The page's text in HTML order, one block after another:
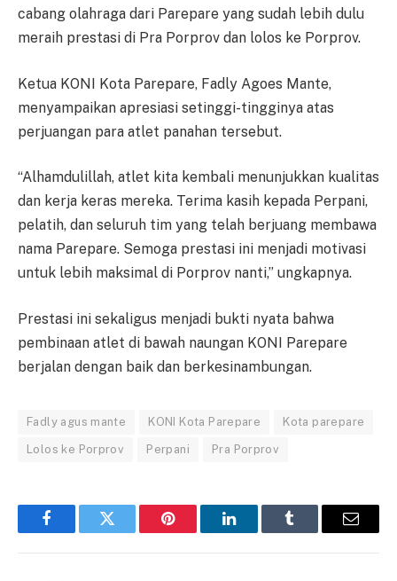
cabang olahraga dari Parepare yang sudah lebih dulu
meraih prestasi di Pra Porprov dan lolos ke Porprov.
Ketua KONI Kota Parepare, Fadly Agoes Mante,
menyampaikan apresiasi setinggi-tingginya atas
perjuangan para atlet panahan tersebut.
“Alhamdulillah, atlet kita kembali menunjukkan kualitas
dan kerja keras mereka. Terima kasih kepada Perpani,
pelatih, dan seluruh tim yang telah berjuang membawa
nama Parepare. Semoga prestasi ini menjadi motivasi
untuk lebih maksimal di Porprov nanti,” ungkapnya.
Prestasi ini sekaligus menjadi bukti nyata bahwa
pembinaan atlet di bawah naungan KONI Parepare
berjalan dengan baik dan berkesinambungan.
Fadly agus mante KONI Kota Parepare Kota parepare
Lolos ke Porprov Perpani Pra Porprov
FacebookTwitter Pinterest LinkedInTumblr Email